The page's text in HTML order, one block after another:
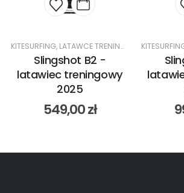
KITESURFING, LATAWCE TRENINGOWE
Slingshot B2 -
latawiec treningowy
2025
549,00zł